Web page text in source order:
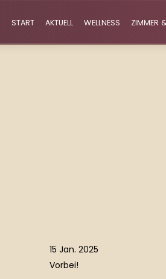
START AKTUELL WELLNESS ZIMMER
15 Jan. 2025
Vorbei!